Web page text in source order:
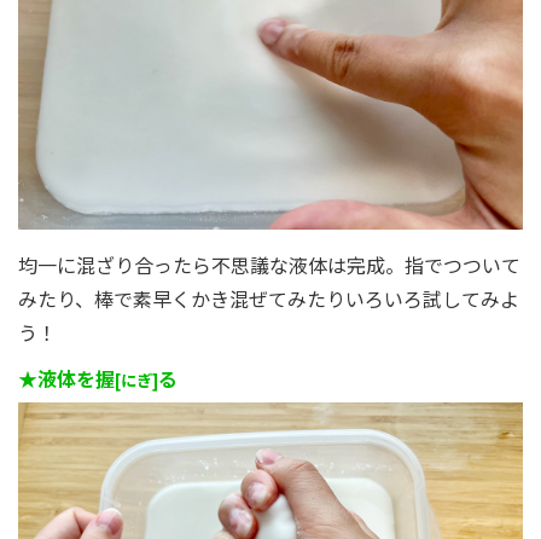
均一に混ざり合ったら不思議な液体は完成。指でつついて
みたり、棒で素早くかき混ぜてみたりいろいろ試してみよ
う！
★液体を握[にぎ]る